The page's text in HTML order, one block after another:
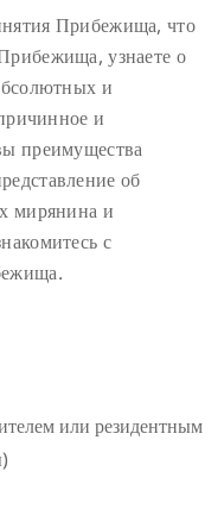
Прибежища, что
узнаете о
и
и
преимущества
об
мирянина и
с
или резидентным